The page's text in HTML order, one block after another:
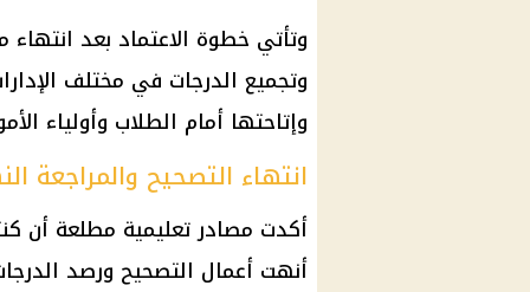
وتأتي خطوة الاعتماد بعد انتهاء
وتجميع الدرجات في مختلف
وإتاحتها أمام الطلاب وأولياء
انتهاء التصحيح والمراجعة
أكدت مصادر تعليمية مطلعة أن
أنهت أعمال التصحيح ورصد